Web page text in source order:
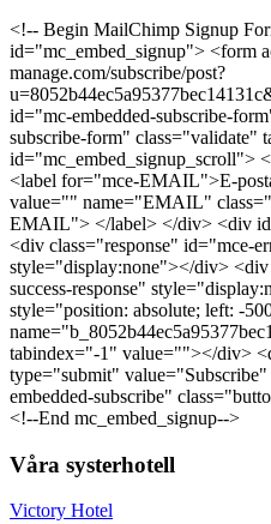
<!-- Begin MailChimp Signup
id="mc_embed_signup"> <form
manage.com/subscribe/post?
id="mc-embedded-subscribe-
subscribe-form" class="validate"
id="mc_embed_signup_scroll">
<label for="mce-EMAIL">E-
value="" name="EMAIL"
EMAIL"> </label> </div> <div
<div class="response" id="mce-
style="display:none"></div>
success-response"
style="position: absolute; left: -
tabindex="-1" value=""></div>
type="submit"
embedded-subscribe"
<!--End mc_embed_signup-->
Våra systerhotell
Victory Hotel